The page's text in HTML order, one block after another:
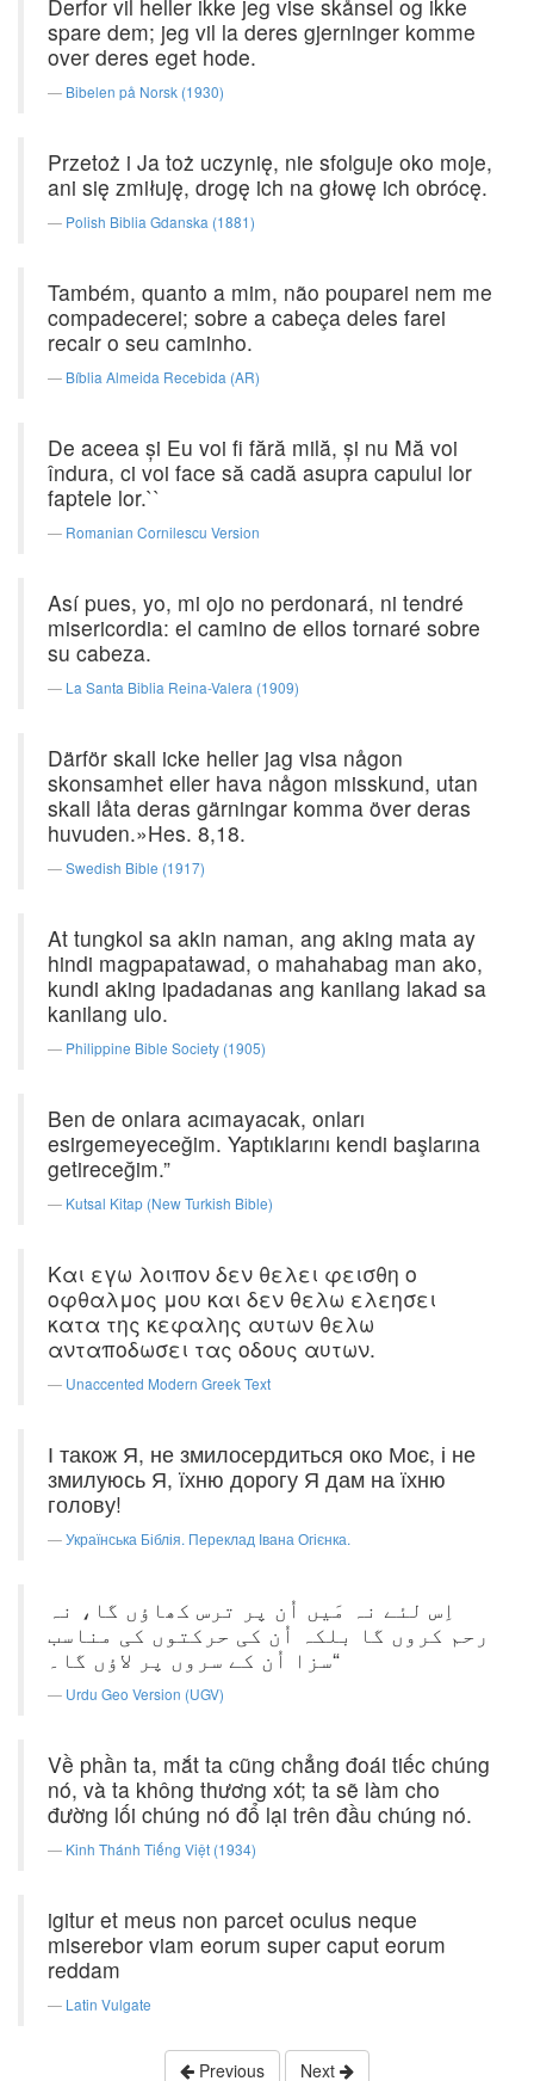
Derfor vil heller ikke jeg vise skånsel og ikke
spare dem; jeg vil la deres gjerninger komme
over deres eget hode.
Bibelen på Norsk (1930)
Przetoż i Ja toż uczynię, nie sfolguje oko moje,
ani się zmiłuję, drogę ich na głowę ich obrócę.
Polish Biblia Gdanska (1881)
Também, quanto a mim, não pouparei nem me
compadecerei; sobre a cabeça deles farei
recair o seu caminho.
Bíblia Almeida Recebida (AR)
De aceea şi Eu voi fi fără milă, şi nu Mă voi
îndura, ci voi face să cadă asupra capului lor
faptele lor.``
Romanian Cornilescu Version
Así pues, yo, mi ojo no perdonará, ni tendré
misericordia: el camino de ellos tornaré sobre
su cabeza.
La Santa Biblia Reina-Valera (1909)
Därför skall icke heller jag visa någon
skonsamhet eller hava någon misskund, utan
skall låta deras gärningar komma över deras
huvuden.»Hes. 8,18.
Swedish Bible (1917)
At tungkol sa akin naman, ang aking mata ay
hindi magpapatawad, o mahahabag man ako,
kundi aking ipadadanas ang kanilang lakad sa
kanilang ulo.
Philippine Bible Society (1905)
Ben de onlara acımayacak, onları
esirgemeyeceğim. Yaptıklarını kendi başlarına
getireceğim.”
Kutsal Kitap (New Turkish Bible)
Και εγω λοιπον δεν θελει φεισθη ο
οφθαλμος μου και δεν θελω ελεησει
κατα της κεφαλης αυτων θελω
ανταποδωσει τας οδους αυτων.
Unaccented Modern Greek Text
І також Я, не змилосердиться око Моє, і не
змилуюсь Я, їхню дорогу Я дам на їхню
голову!
Українська Біблія. Переклад Івана Огієнка.
اِس لئے نہ مَیں اُن پر ترس کھاؤں گا، نہ
رحم کروں گا بلکہ اُن کی حرکتوں کی مناسب
سزا اُن کے سروں پر لاؤں گا۔“
Urdu Geo Version (UGV)
Về phần ta, mắt ta cũng chẳng đoái tiếc chúng
nó, và ta không thương xót; ta sẽ làm cho
đường lối chúng nó đổ lại trên đầu chúng nó.
Kinh Thánh Tiếng Việt (1934)
igitur et meus non parcet oculus neque
miserebor viam eorum super caput eorum
reddam
Latin Vulgate
Previous Next